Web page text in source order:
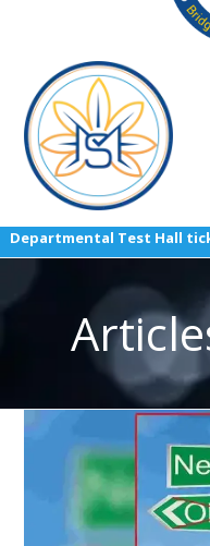
Test Hall tickets